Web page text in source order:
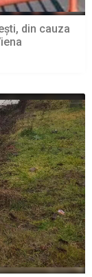
din cauza